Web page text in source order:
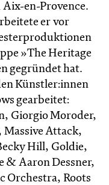
en-Provence.
er vor
»The Heritage
gegründet hat.
Künstler:innen
gearbeitet:
Giorgio Moroder,
Massive Attack,
Hill, Goldie,
& Aaron Dessner,
Orchestra, Roots